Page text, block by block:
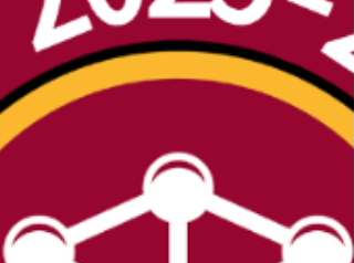
pubblica potete leggerla qui. Dalla
redazione e dal club un augurio di buona
lettura. Come sempre si parla della
e si parla di noi, con serietà e un anche un
pizzico di ironia per affrontare con
leggerezza lo stress pre-partita. Leggetela e
fatela leggere. E se vi piace, sappiate che